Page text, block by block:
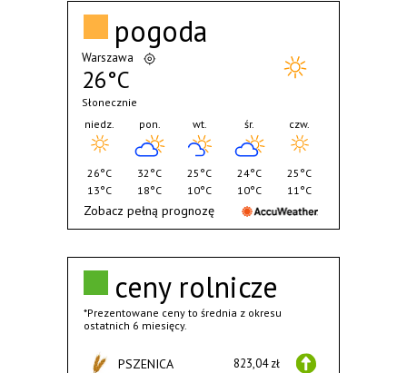
ceny rolnicze
*Prezentowane ceny to średnia z okresu
ostatnich 6 miesięcy.
PSZENICA 823,04 zł
pogoda
Warszawa
26°C
Słonecznie
niedz.
26°C
13°C
pon.
32°C
18°C
wt.
25°C
10°C
śr.
24°C
10°C
czw.
25°C
11°C
Zobacz pełną prognozę